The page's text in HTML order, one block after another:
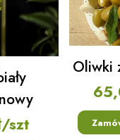
/szt
Oliwki